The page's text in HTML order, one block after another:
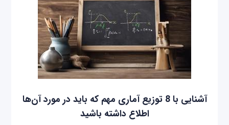
آشنایی با 8 توزیع آماری مهم که باید در مورد آن‌ها
اطلاع داشته باشید